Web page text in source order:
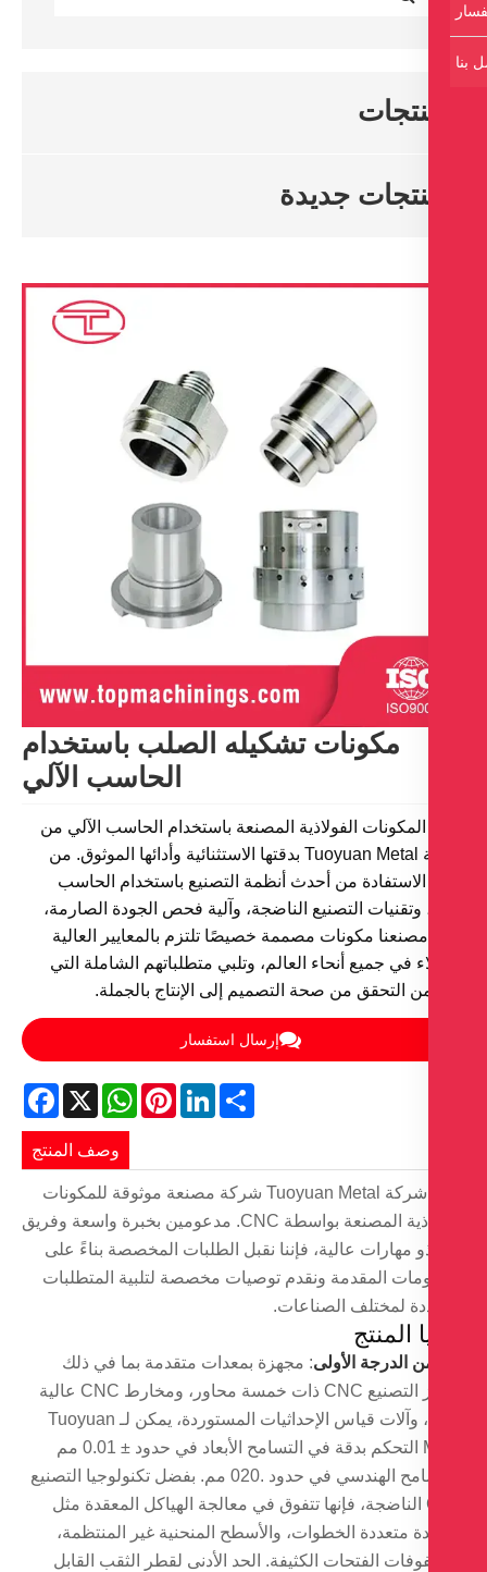
جديدة
مكونات تشكيله الصلب باستخدام
الحاسب الآلي
المكونات الفولاذية المصنعة باستخدام الحاسب الآلي من
شركة Tuoyuan Metal بدقتها الاستثنائية وأدائها الموثوق. من
من أحدث أنظمة التصنيع باستخدام الحاسب
وتقنيات التصنيع الناضجة، وآلية فحص الجودة الصارمة،
مكونات مصممة خصيصًا تلتزم بالمعايير العالية
في جميع أنحاء العالم، وتلبي متطلباتهم الشاملة التي
التحقق من صحة التصميم إلى الإنتاج بالجملة.
إرسال استفسار
Facebook X
WhatsAppPinterestLinkedIn
وصف المنتج
تعتبر شركة Tuoyuan Metal شركة مصنعة موثوقة للمكونات
الفولاذية المصنعة بواسطة CNC. مدعومين بخبرة واسعة وفريق
مهارات عالية، فإننا نقبل الطلبات المخصصة بناءً على
المقدمة ونقدم توصيات مخصصة لتلبية المتطلبات
لمختلف الصناعات.
المنتج
الدرجة الأولى: مجهزة بمعدات متقدمة بما في ذلك
مراكز التصنيع CNC ذات خمسة محاور، ومخارط CNC عالية
الدقة، وآلات قياس الإحداثيات المستوردة، يمكن لـ Tuoyuan
Metal التحكم بدقة في التسامح الأبعاد في حدود ± 0.01 مم
والتسامح الهندسي في حدود .020 مم. بفضل تكنولوجيا التصنيع
CNC الناضجة، فإنها تتفوق في معالجة الهياكل المعقدة مثل
متعددة الخطوات، والأسطح المنحنية غير المنتظمة،
الفتحات الكثيفة. الحد الأدنى لقطر الثقب القابل